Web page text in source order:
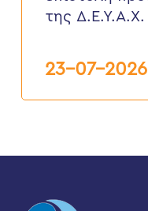
καταναλωτές
της Δ.Ε.Υ.Α.Χ.
23-07-2026